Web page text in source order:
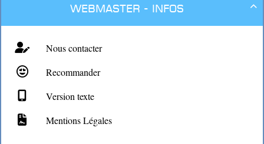

Webmaster - Infos
Nous contacter
Recommander
Version texte
Mentions Légales